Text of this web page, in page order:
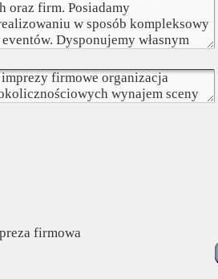
firmowa